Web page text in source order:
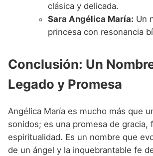
clásica y delicada.
Sara Angélica María: Un
princesa con resonancia
Conclusión: Un
Legado y Promesa
Angélica María es mucho más que
sonidos; es una promesa de gracia,
espiritualidad. Es un nombre que
de un ángel y la inquebrantable fe